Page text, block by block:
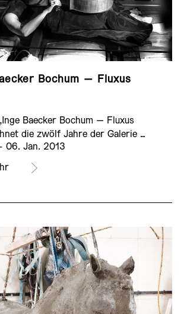
AUSSTELLUNG
Bochum – Fluxus
Baecker Bochum – Fluxus
die zwölf Jahre der Galerie …
06. Jan. 2013